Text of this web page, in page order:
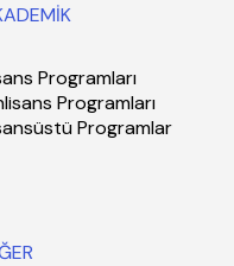
Programları
Programları
Programlar